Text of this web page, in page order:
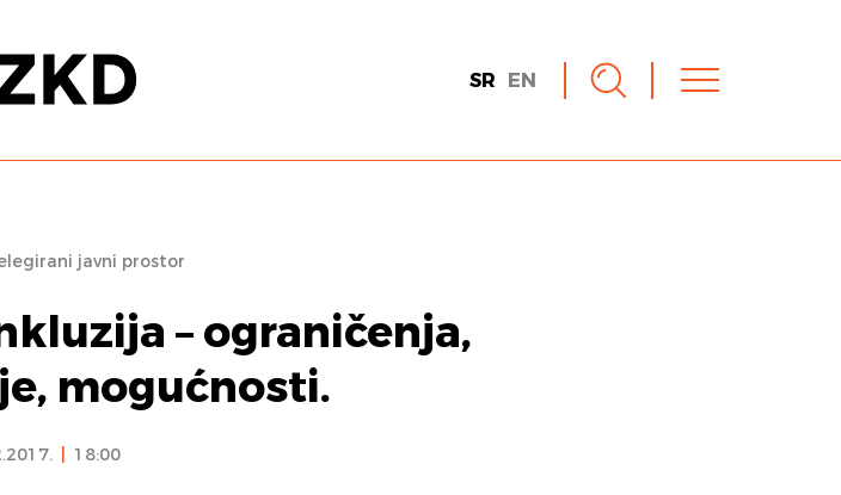
SR EN
javni prostor
– ograničenja,
mogućnosti.
18:00